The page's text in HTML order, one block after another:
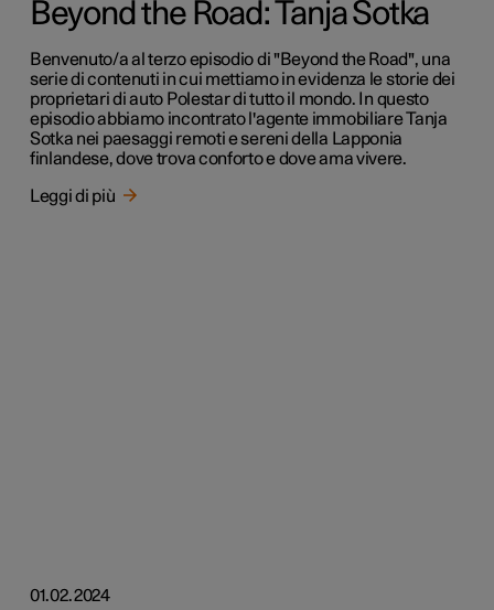
Beyond the Road: Tanja Sotka
Benvenuto/a al terzo episodio di "Beyond the Road", una
serie di contenuti in cui mettiamo in evidenza le storie dei
proprietari di auto Polestar di tutto il mondo. In questo
episodio abbiamo incontrato l'agente immobiliare Tanja
Sotka nei paesaggi remoti e sereni della Lapponia
finlandese, dove trova conforto e dove ama vivere.
Leggi di più
01.02.2024